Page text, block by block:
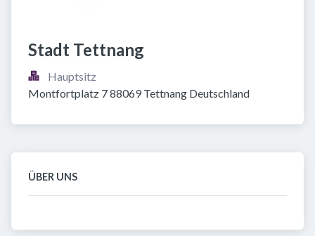
Stadt Tettnang
Hauptsitz
Montfortplatz 7 88069 Tettnang Deutschland
ÜBER UNS